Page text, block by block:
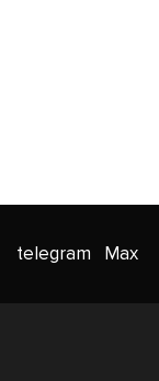
telegram Max